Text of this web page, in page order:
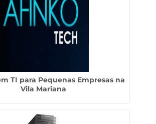
TI para Pequenas Empresas na
Vila Mariana